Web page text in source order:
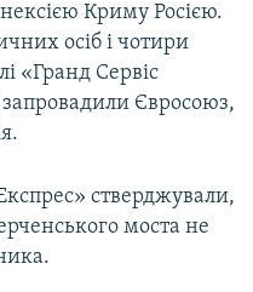
Криму Росією.
осіб і чотири
«Гранд Сервіс
запровадили Євросоюз,
стверджували,
моста не